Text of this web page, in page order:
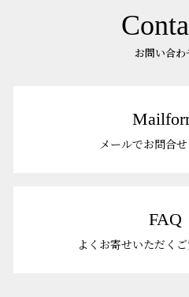
お問い合わ
メールでお問合せ
FAQ
よくお寄せいただく